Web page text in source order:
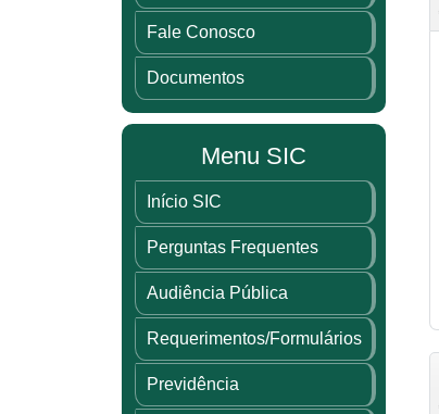
Fale Conosco
Documentos
Menu SIC
Início SIC
Perguntas Frequentes
Audiência Pública
Requerimentos/Formulários
Previdência